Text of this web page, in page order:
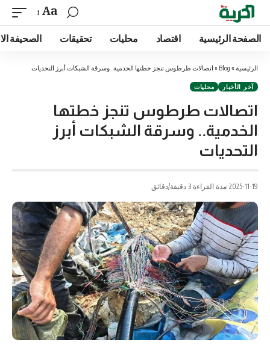
Aa
الصفحة الرئيسية اقتصاد محليات تحقيقات الصحيفة
الرئيسية »
Blog
» اتصالات طرطوس تنجز خطتها الخدمية.. وسرقة الشبكات أبرز التحديات
آخر الأخبار محليات
اتصالات طرطوس تنجز خطتها
الخدمية.. وسرقة الشبكات أبرز
التحديات
2025-11-19 مدة القراءة 3 دقيقة/دقائق